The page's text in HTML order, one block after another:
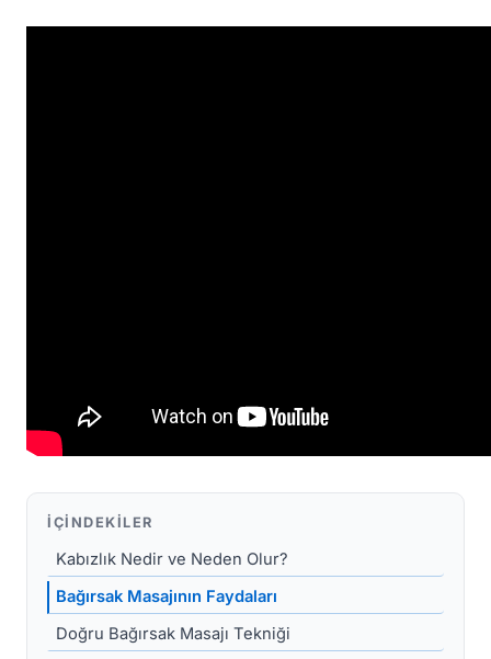
İÇINDEKILER
Kabızlık Nedir ve Neden Olur?
Bağırsak Masajının Faydaları
Doğru Bağırsak Masajı Tekniği